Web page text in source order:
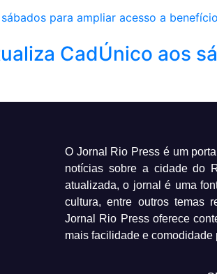
CadÚnico aos
O Jornal Rio Press é um
notícias sobre a cidade do
atualizada, o jornal é uma
cultura, entre outros temas
Jornal Rio Press oferece
mais facilidade e comodidade